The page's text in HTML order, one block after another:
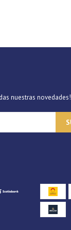
nuestras novedades!